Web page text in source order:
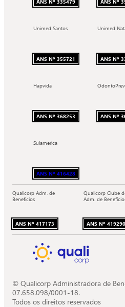
ANS Nº 335479 ANS Nº
Unimed Santos
ANS Nº 355721
Unimed
ANS Nº
Hapvida
ANS Nº 368253
OdontoPrev
ANS Nº
Sulamerica
ANS Nº 416428
Qualicorp Adm. de
Benefícios
ANS Nº 417173
Qualicorp Clube
Adm. de
ANS Nº 419290
© Qualicorp Administradora de
07.658.098/0001-18.
Todos os direitos reservados